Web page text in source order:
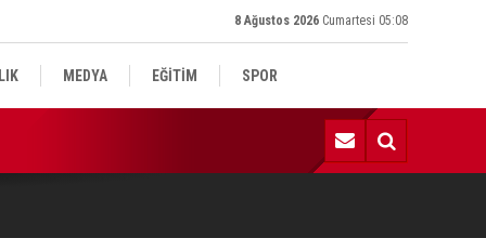
8 Ağustos 2026 Cumartesi 05:08
MEDYA EĞİTİM SPOR
| Kadın Yaşam ve Yüzme Merkezi inşaatı hızla ilerliyor